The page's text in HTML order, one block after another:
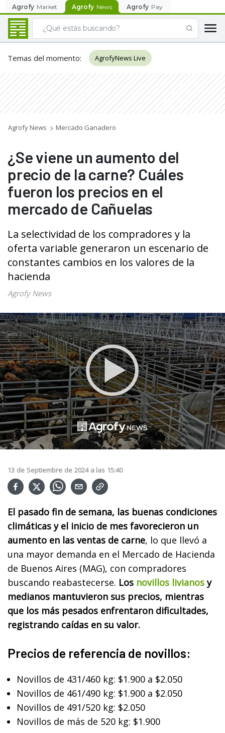
Agrofy Market Agrofy News Agrofy Pay
Temas del momento: AgrofyNews Live
Agrofy News Mercado Ganadero
¿Se viene un aumento del
precio de la carne? Cuáles
fueron los precios en el
mercado de Cañuelas
La selectividad de los compradores y la
oferta variable generaron un escenario de
constantes cambios en los valores de la
hacienda
Agrofy News
13 de Septiembre de 2024 a las 15:40
El pasado fin de semana, las buenas condiciones
climáticas y el inicio de mes favorecieron un
aumento en las ventas de carne, lo que llevó a
una mayor demanda en el Mercado de Hacienda
de Buenos Aires (MAG), con compradores
buscando reabastecerse. Los novillos livianosy
medianos mantuvieron sus precios, mientras
que los más pesados ​​enfrentaron dificultades,
registrando caídas en su valor.
Precios de referencia de novillos:
Novillos de 431/460 kg: $1.900 a $2.050
Novillos de 461/490 kg: $1.900 a $2.050
Novillos de 491/520 kg: $2.050
Novillos de más de 520 kg: $1.900